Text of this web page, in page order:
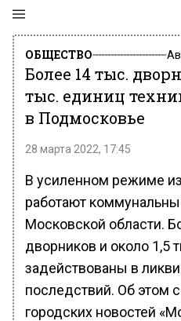
ОБЩЕСТВО
Более 14 тыс.
тыс. единиц
в Подмосковье
28 марта 2022, 17:45
В усиленном режиме
работают
Московской области.
дворников и около 1,5
задействованы в
последствий. Об этом
городских новостей